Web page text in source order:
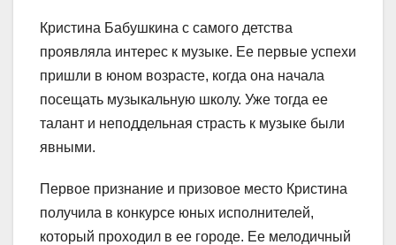
Кристина Бабушкина с самого детства
проявляла интерес к музыке. Ее первые успехи
пришли в юном возрасте, когда она начала
посещать музыкальную школу. Уже тогда ее
талант и неподдельная страсть к музыке были
явными.
Первое признание и призовое место Кристина
получила в конкурсе юных исполнителей,
который проходил в ее городе. Ее мелодичный